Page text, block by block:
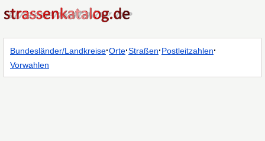
Bundesländer/Landkreise·Orte·Straßen·Postleitzahlen·
Vorwahlen